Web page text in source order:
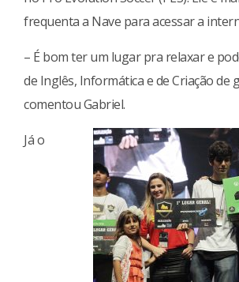
frequenta a Nave para acessar a
– É bom ter um lugar pra relaxar e
de Inglês, Informática e de Criação de
comentou Gabriel.
Já o